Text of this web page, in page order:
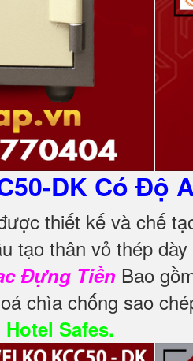
DK Có Độ
thiết kế và chế
tạo thân vỏ thép
Đựng Tiền Bao
chìa chống sao
Hotel Safes.